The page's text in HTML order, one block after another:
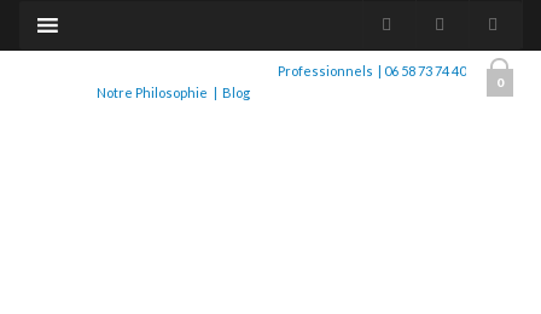
0
Notre Philosophie | Blog
Professionnels | 06 58 73 74 40